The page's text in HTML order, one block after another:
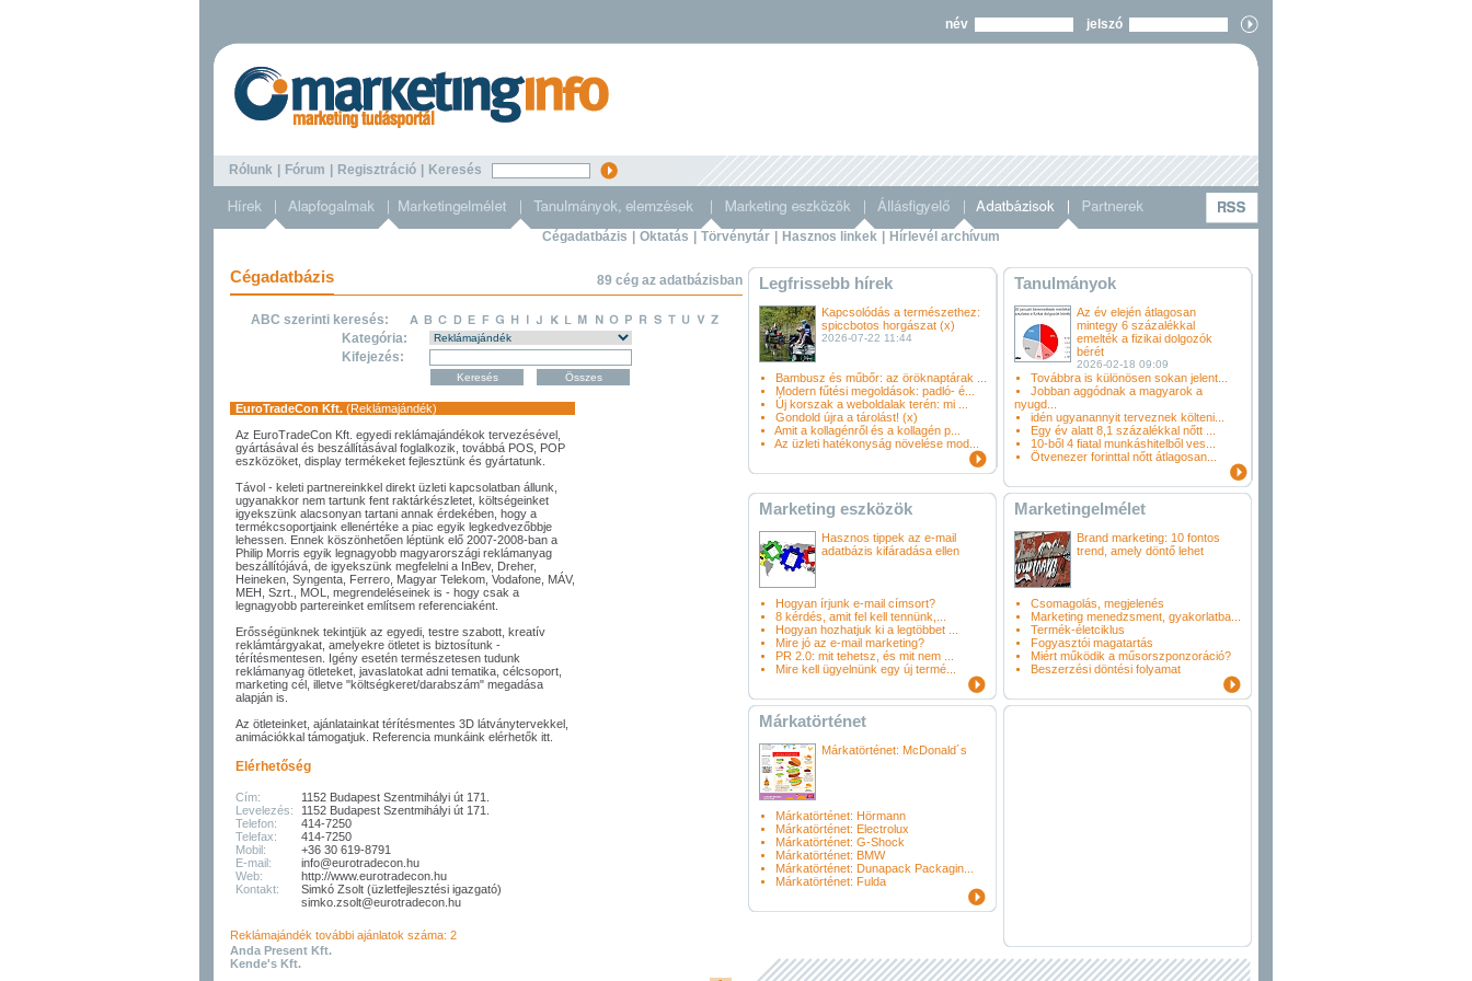
név jelszó
Rólunk Fórum Regisztráció Keresés
Cégadatbázis Oktatás Törvénytár Hasznos linkek Hírlevél archívum
Cégadatbázis 89 cég az adatbázisban
ABC szerinti keresés:
Kategória:
Kifejezés:
EuroTradeCon Kft. (Reklámajándék)
Az EuroTradeCon Kft. egyedi reklámajándékok tervezésével,
gyártásával és beszállításával foglalkozik, továbbá POS, POP
eszközöket, display termékeket fejlesztünk és gyártatunk.
Távol - keleti partnereinkkel direkt üzleti kapcsolatban állunk,
ugyanakkor nem tartunk fent raktárkészletet, költségeinket
igyekszünk alacsonyan tartani annak érdekében, hogy a
termékcsoportjaink ellenértéke a piac egyik legkedvezőbbje
lehessen. Ennek köszönhetően léptünk elő 2007-2008-ban a
Philip Morris egyik legnagyobb magyarországi reklámanyag
beszállítójává, de igyekszünk megfelelni a InBev, Dreher,
Heineken, Syngenta, Ferrero, Magyar Telekom, Vodafone, MÁV,
MEH, Szrt., MOL, megrendeléseinek is - hogy csak a
legnagyobb partereinket említsem referenciaként.
Erősségünknek tekintjük az egyedi, testre szabott, kreatív
reklámtárgyakat, amelyekre ötletet is biztosítunk -
térítésmentesen. Igény esetén természetesen tudunk
reklámanyag ötleteket, javaslatokat adni tematika, célcsoport,
marketing cél, illetve "költségkeret/darabszám" megadása
alapján is.
Az ötleteinket, ajánlatainkat térítésmentes 3D látványtervekkel,
animációkkal támogatjuk. Referencia munkáink elérhetők itt
Elérhetőség
Cím:
1152 Budapest Szentmihályi út 171.
Levelezés:
1152 Budapest Szentmihályi út 171.
Telefon:
414-7250
Telefax:
414-7250
Mobil:
+36 30 619-8791
E-mail:
info@eurotradecon.hu
Web:
http://www.eurotradecon.hu
Kontakt:
Simkó Zsolt (üzletfejlesztési igazgató)
simko.zsolt@eurotradecon.hu
Reklámajándék további ajánlatok száma: 2
Anda Present Kft.
Kende's Kft.
Legfrissebb hírek
Kapcsolódás a természethez:
spiccbotos horgászat (x)
2026-07-22 11:44
Bambusz és műbőr: az öröknaptárak ...
Modern fűtési megoldások: padló- é...
Új korszak a weboldalak terén: mi ...
Gondold újra a tárolást! (x)
Amit a kollagénről és a kollagén p...
Az üzleti hatékonyság növelése mod...
Tanulmányok
Az év elején átlagosan
mintegy 6 százalékkal
emelték a fizikai dolgozók
bérét
2026-02-18 09:09
Továbbra is különösen sokan jelent...
Jobban aggódnak a magyarok a
nyugd...
idén ugyanannyit terveznek költeni...
Egy év alatt 8,1 százalékkal nőtt ...
10-ből 4 fiatal munkáshitelből ves...
Ötvenezer forinttal nőtt átlagosan...
Marketing eszközök
Hasznos tippek az e-mail
adatbázis kifáradása ellen
Hogyan írjunk e-mail címsort?
8 kérdés, amit fel kell tennünk,...
Hogyan hozhatjuk ki a legtöbbet ...
Mire jó az e-mail marketing?
PR 2.0: mit tehetsz, és mit nem ...
Mire kell ügyelnünk egy új termé...
Marketingelmélet
Brand marketing: 10 fontos
trend, amely döntő lehet
Csomagolás, megjelenés
Marketing menedzsment, gyakorlatba...
Termék-életciklus
Fogyasztói magatartás
Miért működik a műsorszponzoráció?
Beszerzési döntési folyamat
Márkatörténet
Márkatörténet: McDonald´s
Márkatörténet: Hörmann
Márkatörténet: Electrolux
Márkatörténet: G-Shock
Márkatörténet: BMW
Márkatörténet: Dunapack Packagin...
Márkatörténet: Fulda